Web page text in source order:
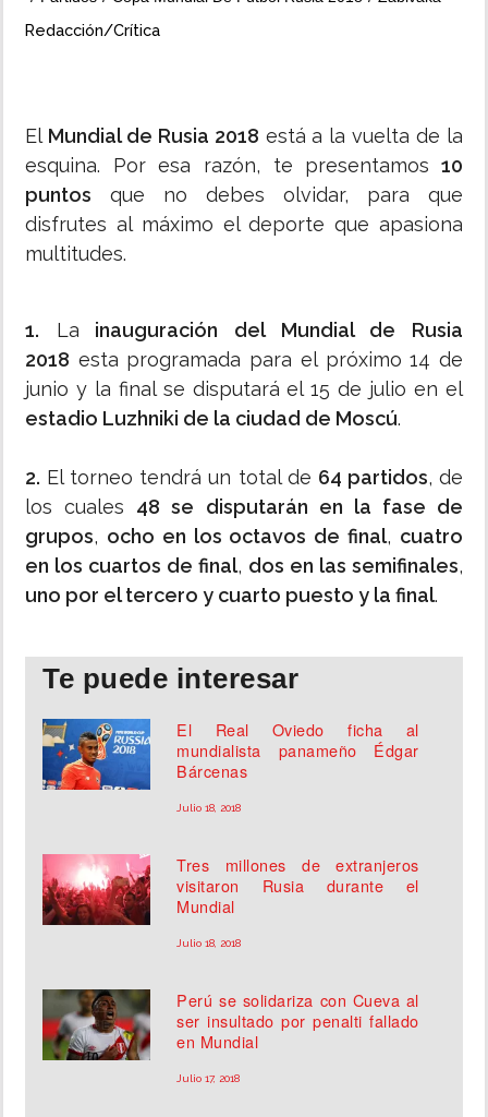
Redacción/Crítica
El Mundial de Rusia 2018 está a la vuelta de la
esquina. Por esa razón, te presentamos 10
puntos que no debes olvidar, para que
disfrutes al máximo el deporte que apasiona
multitudes.
1. La inauguración del Mundial de Rusia
2018 esta programada para el próximo 14 de
junio y la final se disputará el 15 de julio en el
estadio Luzhniki de la ciudad de Moscú.
2. El torneo tendrá un total de 64 partidos, de
los cuales 48 se disputarán en la fase de
grupos, ocho en los octavos de final, cuatro
en los cuartos de final, dos en las semifinales,
uno por el tercero y cuarto puesto y la final.
Te puede interesar
El Real Oviedo ficha al
mundialista panameño Édgar
Bárcenas
Julio 18, 2018
Tres millones de extranjeros
visitaron Rusia durante el
Mundial
Julio 18, 2018
Perú se solidariza con Cueva al
ser insultado por penalti fallado
en Mundial
Julio 17, 2018